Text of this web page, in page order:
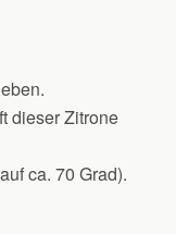
dieser Zitrone
ca. 70 Grad).